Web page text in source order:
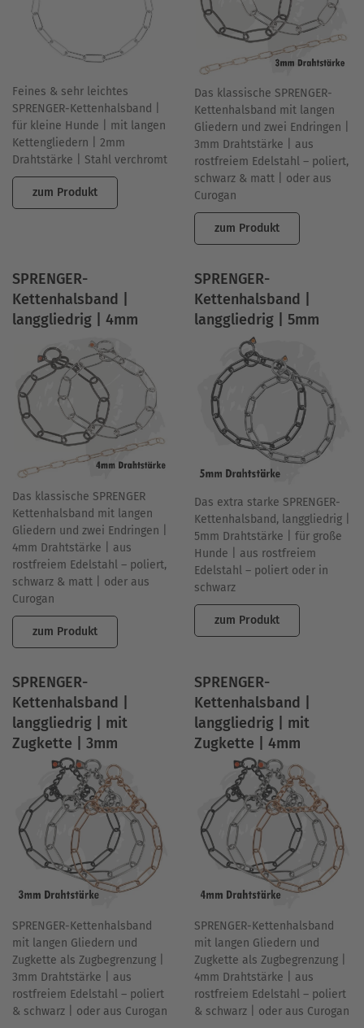
Feines & sehr leichtes
SPRENGER-Kettenhalsband |
für kleine Hunde | mit langen
Kettengliedern | 2mm
Drahtstärke | Stahl verchromt
zum Produkt
Das klassische SPRENGER-
Kettenhalsband mit langen
Gliedern und zwei Endringen |
3mm Drahtstärke | aus
rostfreiem Edelstahl – poliert,
schwarz & matt | oder aus
Curogan
zum Produkt
SPRENGER-
Kettenhalsband |
langgliedrig | 4mm
Das klassische SPRENGER
Kettenhalsband mit langen
Gliedern und zwei Endringen |
4mm Drahtstärke | aus
rostfreiem Edelstahl – poliert,
schwarz & matt | oder aus
Curogan
zum Produkt
SPRENGER-
Kettenhalsband |
langgliedrig | 5mm
Das extra starke SPRENGER-
Kettenhalsband, langgliedrig |
5mm Drahtstärke | für große
Hunde | aus rostfreiem
Edelstahl – poliert oder in
schwarz
zum Produkt
SPRENGER-
Kettenhalsband |
langgliedrig | mit
Zugkette | 3mm
SPRENGER-Kettenhalsband
mit langen Gliedern und
Zugkette als Zugbegrenzung |
3mm Drahtstärke | aus
rostfreiem Edelstahl – poliert
& schwarz | oder aus Curogan
SPRENGER-
Kettenhalsband |
langgliedrig | mit
Zugkette | 4mm
SPRENGER-Kettenhalsband
mit langen Gliedern und
Zugkette als Zugbegrenzung |
4mm Drahtstärke | aus
rostfreiem Edelstahl – poliert
& schwarz | oder aus Curogan